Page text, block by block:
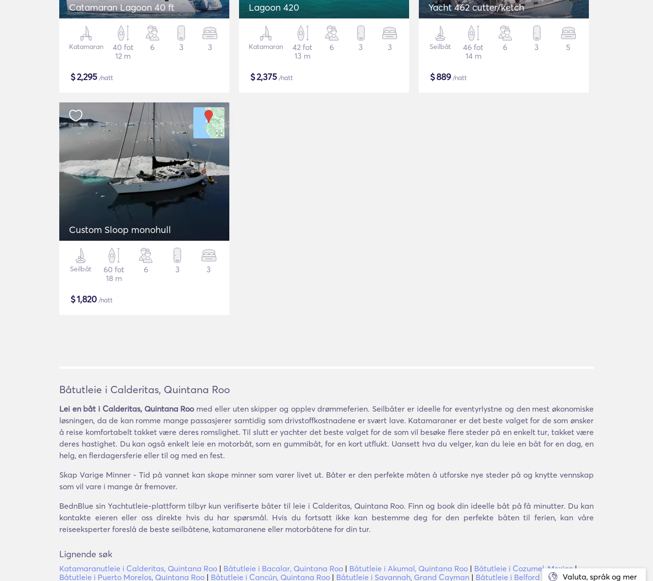
Catamaran Lagoon 40 ft
Katamaran
40 fot
12 m
6 3 3
$2,295 /natt
Lagoon 420
Katamaran
42 fot
13 m
6 3 3
$2,375 /natt
Yacht 462 cutter/ketch
Seilbåt
46 fot
14 m
6 3 5
$889/natt
Custom Sloop monohull
Seilbåt
60 fot
18 m
6 3 3
$1,820 /natt
Valuta, språk og mer
Båtutleie i Calderitas, Quintana Roo
Lei en båt i Calderitas, Quintana Roomed eller uten skipper og opplev drømmeferien. Seilbåter er ideelle for eventyrlystne og den mest økonomiske
løsningen, da de kan romme mange passasjerer samtidig som drivstoffkostnadene er svært lave. Katamaraner er det beste valget for de som ønsker
å reise komfortabelt takket være deres romslighet. Til slutt er yachter det beste valget for de som vil besøke flere steder på en enkelt tur, takket være
deres hastighet. Du kan også enkelt leie en motorbåt, som en gummibåt, for en kort utflukt. Uansett hva du velger, kan du leie en båt for en dag, en
helg, en flerdagersferie eller til og med en fest.
Skap Varige Minner - Tid på vannet kan skape minner som varer livet ut. Båter er den perfekte måten å utforske nye steder på og knytte vennskap
som vil vare i mange år fremover.
BednBlue sin Yachtutleie-plattform tilbyr kun verifiserte båter til leie i Calderitas, Quintana Roo. Finn og book din ideelle båt på få minutter. Du kan
kontakte eieren eller oss direkte hvis du har spørsmål. Hvis du fortsatt ikke kan bestemme deg for den perfekte båten til ferien, kan våre
reiseeksperter foreslå de beste seilbåtene, katamaranene eller motorbåtene for din tur.
Lignende søk
Katamaranutleie i Calderitas, Quintana Roo | Båtutleie i Bacalar, Quintana Roo | Båtutleie i Akumal, Quintana Roo | Båtutleie i Cozumel, Mexico|
Båtutleie i Puerto Morelos, Quintana Roo | Båtutleie i Cancún, Quintana Roo | Båtutleie i Savannah, Grand Cayman | Båtutleie i Belford Estates,